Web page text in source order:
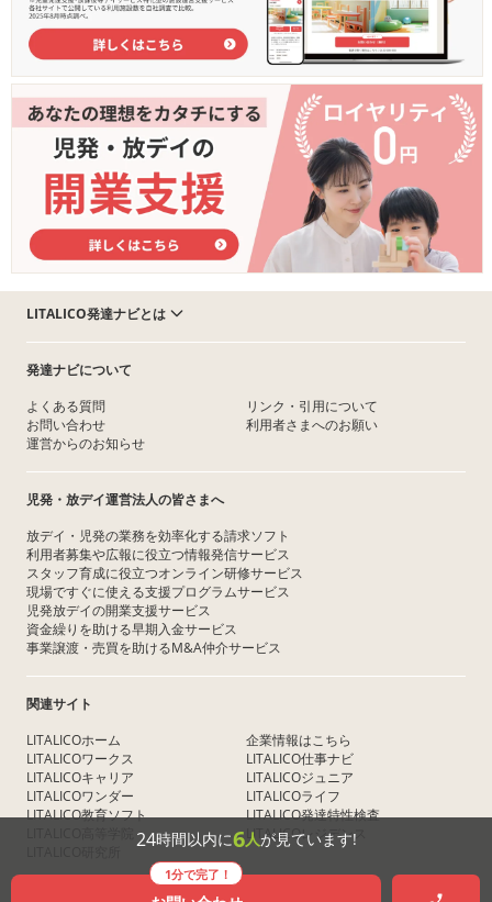
24時間以内に6人が見ています!
1分で完了！
LITALICO発達ナビとは
発達ナビについて
よくある質問
お問い合わせ
運営からのお知らせ
リンク・引用について
利用者さまへのお願い
児発・放デイ運営法人の皆さまへ
放デイ・児発の業務を効率化する請求ソフト
利用者募集や広報に役立つ情報発信サービス
スタッフ育成に役立つオンライン研修サービス
現場ですぐに使える支援プログラムサービス
児発放デイの開業支援サービス
資金繰りを助ける早期入金サービス
事業譲渡・売買を助けるM&A仲介サービス
関連サイト
LITALICOホーム
LITALICOワークス
LITALICOキャリア
LITALICOワンダー
LITALICO教育ソフト
企業情報はこちら
LITALICO仕事ナビ
LITALICOジュニア
LITALICOライフ
LITALICO発達特性検査
LITALICOレジデンス